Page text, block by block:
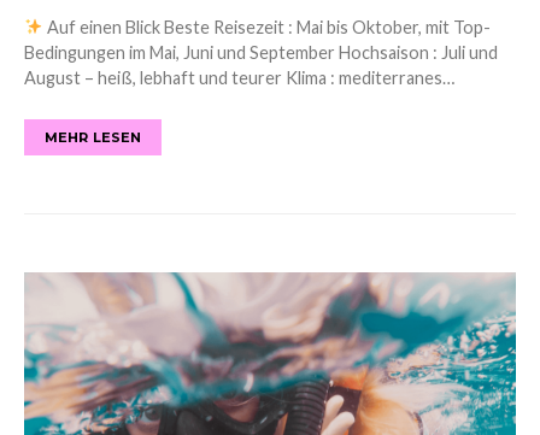
Auf einen Blick Beste Reisezeit : Mai bis Oktober, mit Top-
Bedingungen im Mai, Juni und September Hochsaison : Juli und
August – heiß, lebhaft und teurer Klima : mediterranes…
MEHR LESEN